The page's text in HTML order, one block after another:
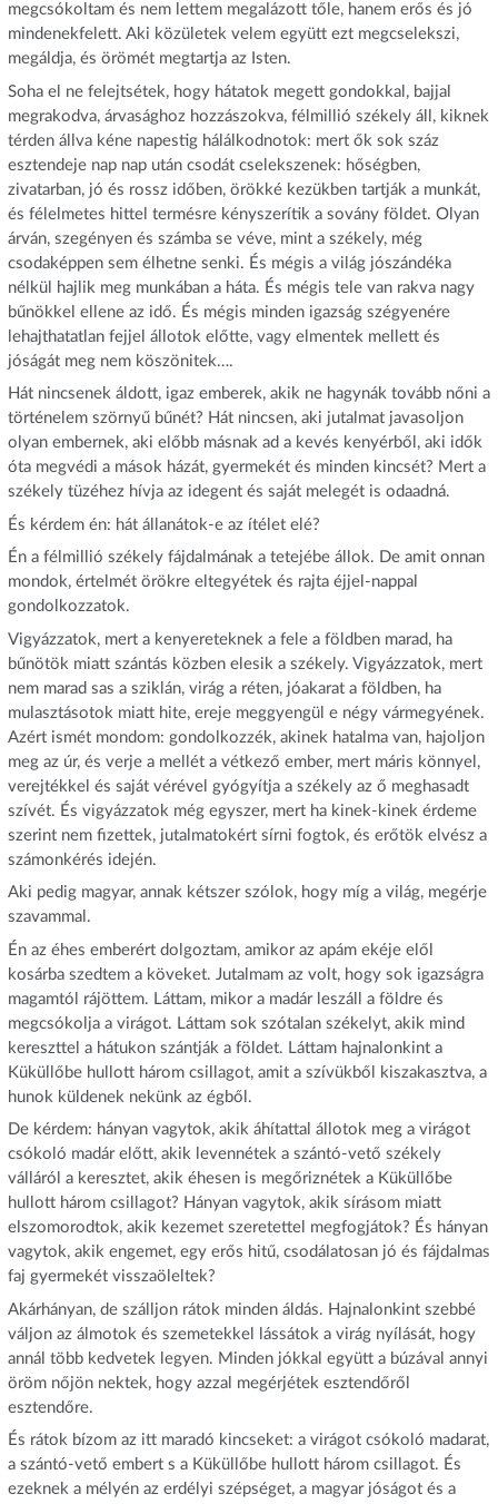
megcsókoltam és nem lettem megalázott tőle, hanem erős és jó
mindenekfelett. Aki közületek velem együtt ezt megcselekszi,
megáldja, és örömét megtartja az Isten.
Soha el ne felejtsétek, hogy hátatok megett gondokkal, bajjal
megrakodva, árvasághoz hozzászokva, félmillió székely áll, kiknek
térden állva kéne napestig hálálkodnotok: mert ők sok száz
esztendeje nap nap után csodát cselekszenek: hőségben,
zivatarban, jó és rossz időben, örökké kezükben tartják a munkát,
és félelmetes hittel termésre kényszerítik a sovány földet. Olyan
árván, szegényen és számba se véve, mint a székely, még
csodaképpen sem élhetne senki. És mégis a világ jószándéka
nélkül hajlik meg munkában a háta. És mégis tele van rakva nagy
bűnökkel ellene az idő. És mégis minden igazság szégyenére
lehajthatatlan fejjel állotok előtte, vagy elmentek mellett és
jóságát meg nem köszönitek….
Hát nincsenek áldott, igaz emberek, akik ne hagynák tovább nőni a
történelem szörnyű bűnét? Hát nincsen, aki jutalmat javasoljon
olyan embernek, aki előbb másnak ad a kevés kenyérből, aki idők
óta megvédi a mások házát, gyermekét és minden kincsét? Mert a
székely tüzéhez hívja az idegent és saját melegét is odaadná.
És kérdem én: hát állanátok-e az ítélet elé?
Én a félmillió székely fájdalmának a tetejébe állok. De amit onnan
mondok, értelmét örökre eltegyétek és rajta éjjel-nappal
gondolkozzatok.
Vigyázzatok, mert a kenyereteknek a fele a földben marad, ha
bűnötök miatt szántás közben elesik a székely. Vigyázzatok, mert
nem marad sas a sziklán, virág a réten, jóakarat a földben, ha
mulasztásotok miatt hite, ereje meggyengül e négy vármegyének.
Azért ismét mondom: gondolkozzék, akinek hatalma van, hajoljon
meg az úr, és verje a mellét a vétkező ember, mert máris könnyel,
verejtékkel és saját vérével gyógyítja a székely az ő meghasadt
szívét. És vigyázzatok még egyszer, mert ha kinek-kinek érdeme
szerint nem fizettek, jutalmatokért sírni fogtok, és erőtök elvész a
számonkérés idején.
Aki pedig magyar, annak kétszer szólok, hogy míg a világ, megérje
szavammal.
Én az éhes emberért dolgoztam, amikor az apám ekéje elől
kosárba szedtem a köveket. Jutalmam az volt, hogy sok igazságra
magamtól rájöttem. Láttam, mikor a madár leszáll a földre és
megcsókolja a virágot. Láttam sok szótalan székelyt, akik mind
kereszttel a hátukon szántják a földet. Láttam hajnalonkint a
Küküllőbe hullott három csillagot, amit a szívükből kiszakasztva, a
hunok küldenek nekünk az égből.
De kérdem: hányan vagytok, akik áhítattal állotok meg a virágot
csókoló madár előtt, akik levennétek a szántó-vető székely
válláról a keresztet, akik éhesen is megőriznétek a Küküllőbe
hullott három csillagot? Hányan vagytok, akik sírásom miatt
elszomorodtok, akik kezemet szeretettel megfogjátok? És hányan
vagytok, akik engemet, egy erős hitű, csodálatosan jó és fájdalmas
faj gyermekét visszaöleltek?
Akárhányan, de szálljon rátok minden áldás. Hajnalonkint szebbé
váljon az álmotok és szemetekkel lássátok a virág nyílását, hogy
annál több kedvetek legyen. Minden jókkal együtt a búzával annyi
öröm nőjön nektek, hogy azzal megérjétek esztendőről
esztendőre.
És rátok bízom az itt maradó kincseket: a virágot csókoló madarat,
a szántó-vető embert s a Küküllőbe hullott három csillagot. És
ezeknek a mélyén az erdélyi szépséget, a magyar jóságot és a